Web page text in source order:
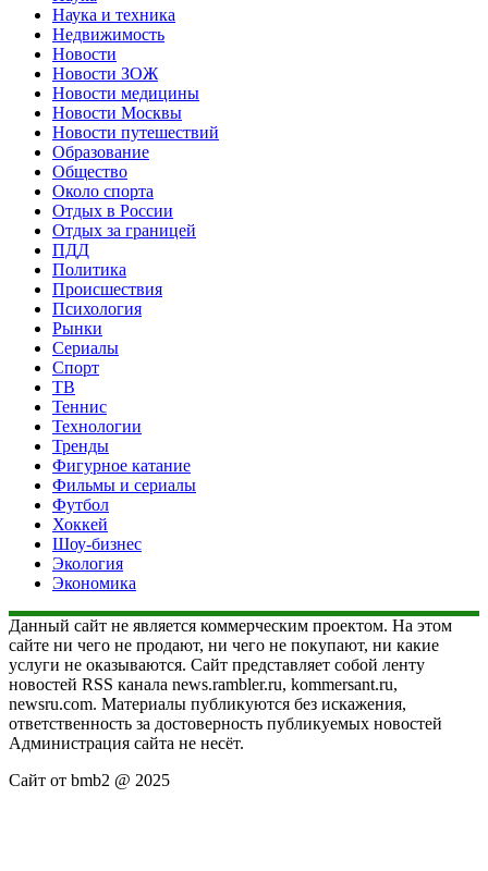
Наука и техника
Недвижимость
Новости
Новости ЗОЖ
Новости медицины
Новости Москвы
Новости путешествий
Образование
Общество
Около спорта
Отдых в России
Отдых за границей
ПДД
Политика
Происшествия
Психология
Рынки
Сериалы
Спорт
ТВ
Теннис
Технологии
Тренды
Фигурное катание
Фильмы и сериалы
Футбол
Хоккей
Шоу-бизнес
Экология
Экономика
Данный сайт не является коммерческим проектом. На этом
сайте ни чего не продают, ни чего не покупают, ни какие
услуги не оказываются. Сайт представляет собой ленту
новостей RSS канала news.rambler.ru, kommersant.ru,
newsru.com. Материалы публикуются без искажения,
ответственность за достоверность публикуемых новостей
Администрация сайта не несёт.
Сайт от bmb2 @ 2025